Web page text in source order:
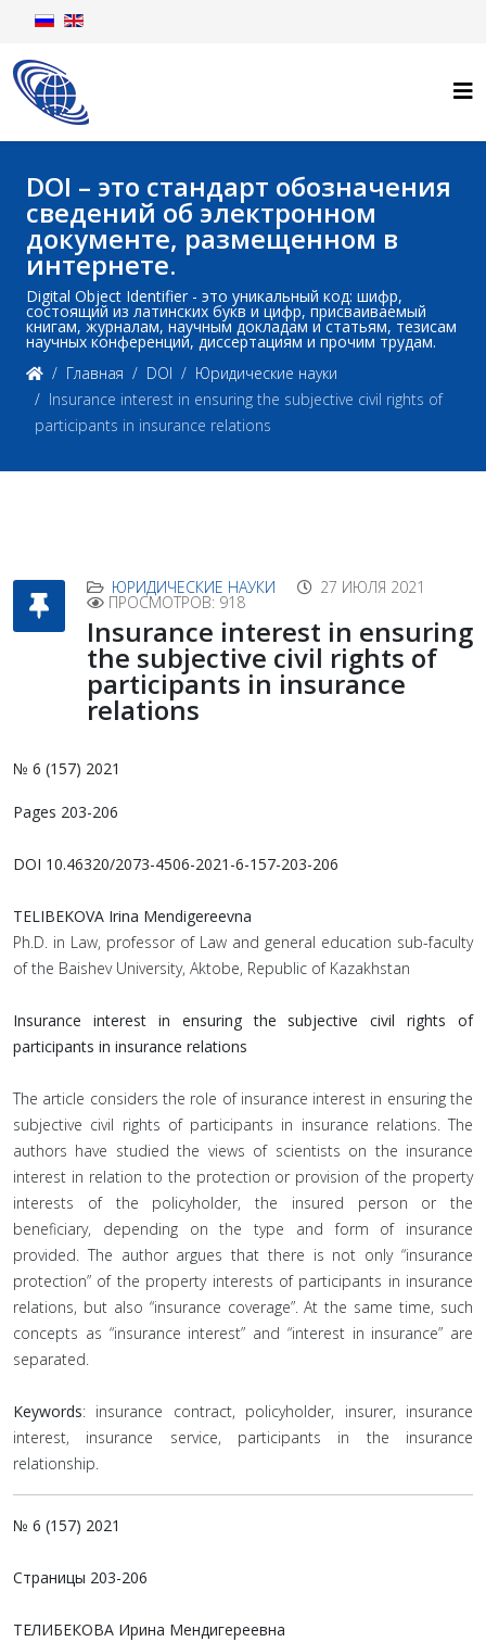
DOI – это стандарт обозначения
сведений об электронном
документе, размещенном в
интернете.
Digital Object Identifier - это уникальный код: шифр,
состоящий из латинских букв и цифр, присваиваемый
книгам, журналам, научным докладам и статьям, тезисам
научных конференций, диссертациям и прочим трудам.
Главная
DOI
Юридические науки
Insurance interest in ensuring the subjective civil rights of
participants in insurance relations
ЮРИДИЧЕСКИЕ НАУКИ 27 ИЮЛЯ 2021
ПРОСМОТРОВ: 918
Insurance interest in ensuring
the subjective civil rights of
participants in insurance
relations
№ 6 (157) 2021
Pages 203-206
DOI 10.46320/2073-4506-2021-6-157-203-206
TELIBEKOVА Irina Mendigereevna
Ph.D. in Law, professor of Law and general education sub-faculty
of the Baishev University, Aktobe, Republic of Kazakhstan
Insurance interest in ensuring the subjective civil rights of
participants in insurance relations
The article considers the role of insurance interest in ensuring the
subjective civil rights of participants in insurance relations. The
authors have studied the views of scientists on the insurance
interest in relation to the protection or provision of the property
interests of the policyholder, the insured person or the
beneficiary, depending on the type and form of insurance
provided. The author argues that there is not only “insurance
protection” of the property interests of participants in insurance
relations, but also “insurance coverage”. At the same time, such
concepts as “insurance interest” and “interest in insurance” are
separated.
Keywords: insurance contract, policyholder, insurer, insurance
interest, insurance service, participants in the insurance
relationship.
№ 6 (157) 2021
Страницы 203-206
ТЕЛИБЕКОВА Ирина Мендигереевна